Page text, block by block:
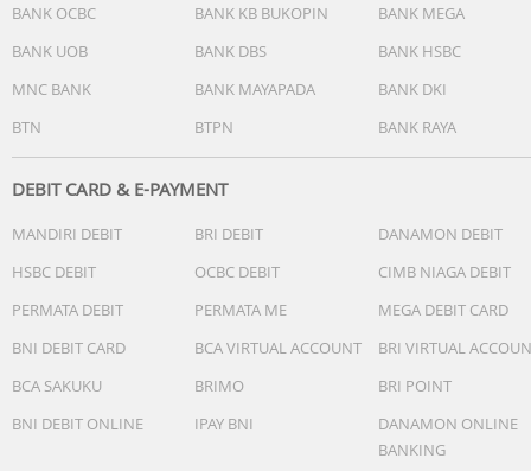
BANK OCBC
BANK KB BUKOPIN
BANK MEGA
BANK UOB
BANK DBS
BANK HSBC
MNC BANK
BANK MAYAPADA
BANK DKI
BTN
BTPN BANK RAYA
DEBIT CARD & E-PAYMENT
MANDIRI DEBIT BRI DEBIT
DANAMON DEBIT
HSBC DEBIT
OCBC DEBIT
CIMB NIAGA DEBIT
PERMATA DEBIT
PERMATA ME
MEGA DEBIT CARD
BNI DEBIT CARD
BCA VIRTUAL ACCOUNT
BRI VIRTUAL
BCA SAKUKU
BRIMO
BRI POINT
BNI DEBIT ONLINE
IPAY BNI
DANAMON ONLINE
BANKING